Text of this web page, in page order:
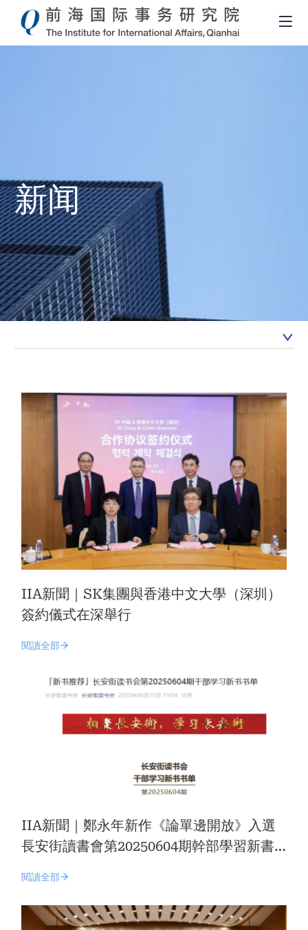
新闻
導
航
連
IIA新聞｜SK集團與香港中文大學（深圳）
簽約儀式在深舉行
閱讀全部
IIA新聞｜鄭永年新作《論單邊開放》入選
長安街讀書會第20250604期幹部學習新書
閱讀全部